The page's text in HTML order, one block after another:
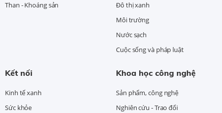
Than - Khoáng sản
Đô thị xanh
Môi trường
Nước sạch
Cuộc sống và pháp luật
Kết nối
Kinh tế xanh
Sức khỏe
Khoa học công nghệ
Sản phẩm, công nghệ
Nghiên cứu - Trao đổi